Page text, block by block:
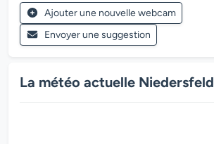
Ajouter une nouvelle webcam
Envoyer une suggestion
La météo actuelle Niedersfeld